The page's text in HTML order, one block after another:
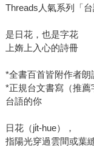
Threads人氣系列「
是日花，也是字花
上媠上入心的詩冊
*全書百首皆附作者
*正規台文書寫（推
台語的你
日花（ji̍t-hue），
指陽光穿過雲間或葉